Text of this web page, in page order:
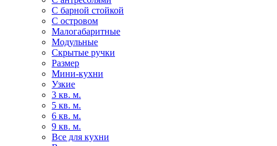
С барной стойкой
С островом
Малогабаритные
Модульные
Скрытые ручки
Размер
Мини-кухни
Узкие
3 кв. м.
5 кв. м.
6 кв. м.
9 кв. м.
Все для кухни